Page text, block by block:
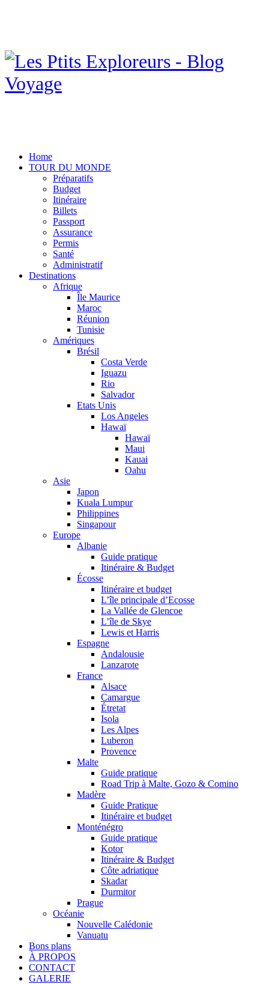
Home
TOUR DU MONDE
Préparatifs
Budget
Itinéraire
Billets
Passport
Assurance
Permis
Santé
Administratif
Destinations
Afrique
Île Maurice
Maroc
Réunion
Tunisie
Amériques
Brésil
Costa Verde
Iguazu
Rio
Salvador
Etats Unis
Los Angeles
Hawaï
Hawaï
Maui
Kauai
Oahu
Asie
Japon
Kuala Lumpur
Philippines
Singapour
Europe
Albanie
Guide pratique
Itinéraire & Budget
Écosse
Itinéraire et budget
L’île principale d’Ecosse
La Vallée de Glencoe
L’île de Skye
Lewis et Harris
Espagne
Andalousie
Lanzarote
France
Alsace
Camargue
Étretat
Isola
Les Alpes
Luberon
Provence
Malte
Guide pratique
Road Trip à Malte, Gozo & Comino
Madère
Guide Pratique
Itinéraire et budget
Monténégro
Guide pratique
Kotor
Itinéraire & Budget
Côte adriatique
Skadar
Durmitor
Prague
Océanie
Nouvelle Calédonie
Vanuatu
Bons plans
À PROPOS
CONTACT
GALERIE